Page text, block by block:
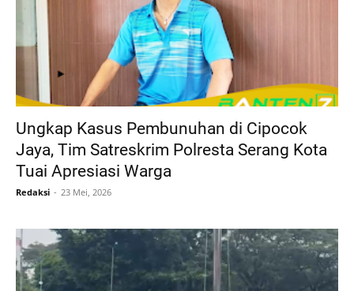
Ungkap Kasus Pembunuhan di Cipocok
Jaya, Tim Satreskrim Polresta Serang Kota
Tuai Apresiasi Warga
Redaksi 23 Mei, 2026